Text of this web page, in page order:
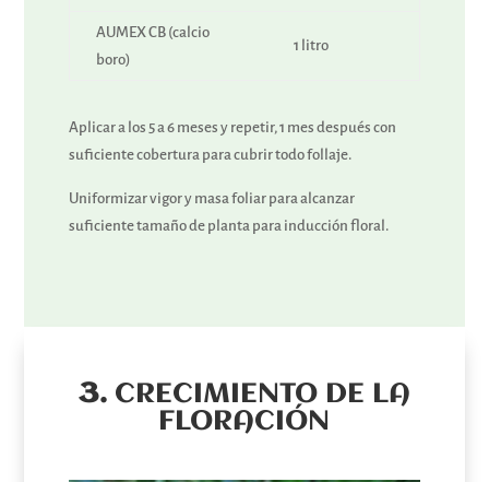
AUMEX CB (calcio
boro)
1 litro
Aplicar a los 5 a 6 meses y repetir, 1 mes después con
suficiente cobertura para cubrir todo follaje.
Uniformizar vigor y masa foliar para alcanzar
suficiente tamaño de planta para inducción floral.
3.CRECIMIENTO DE LA
FLORACIÓN